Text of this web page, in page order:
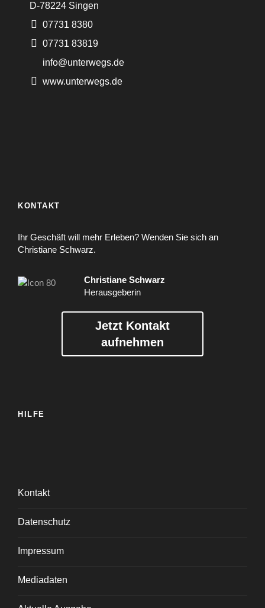
D-78224 Singen
07731 8380
07731 83819
info@unterwegs.de
www.unterwegs.de
KONTAKT
Ihr Geschäft will mehr Erleben? Wenden Sie sich an
Christiane Schwarz.
Christiane Schwarz
Herausgeberin
Jetzt Kontakt
aufnehmen
HILFE
Kontakt
Datenschutz
Impressum
Mediadaten